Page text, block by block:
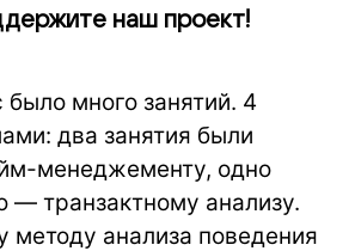
наш проект!
было много занятий. 4
два занятия были
менеджементу, одно
— транзактному анализу.
методу анализа поведения